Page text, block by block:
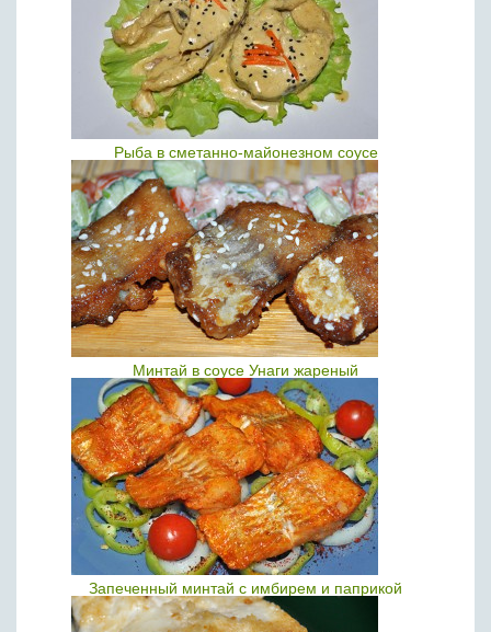
Рыба в сметанно-майонезном соусе
Минтай в соусе Унаги жареный
Запеченный минтай с имбирем и паприкой